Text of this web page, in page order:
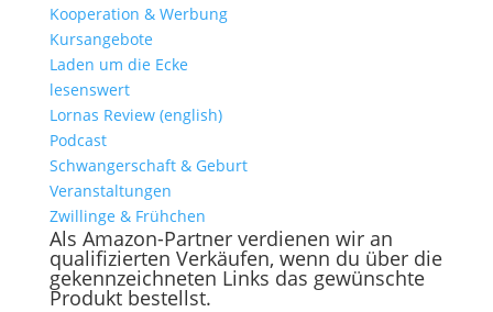
Kooperation & Werbung
Kursangebote
Laden um die Ecke
lesenswert
Lornas Review (english)
Podcast
Schwangerschaft & Geburt
Veranstaltungen
Zwillinge & Frühchen
Als Amazon-Partner verdienen wir an
qualifizierten Verkäufen, wenn du über die
gekennzeichneten Links das gewünschte
Produkt bestellst.